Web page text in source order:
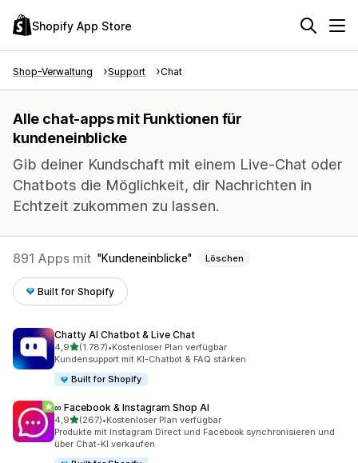
Shopify App Store
Shop-Verwaltung Support Chat
Alle chat-apps mit Funktionen für
kundeneinblicke
Gib deiner Kundschaft mit einem Live-Chat oder
Chatbots die Möglichkeit, dir Nachrichten in
Echtzeit zukommen zu lassen.
891 Apps mit Kundeneinblicke Löschen
Built for Shopify
Chatty AI Chatbot & Live Chat
4,9von 5 Sternen
(1.787)
1787 Rezensionen insgesamt
•Kostenloser Plan verfügbar
Kundensupport mit KI-Chatbot & FAQ stärken
Built for Shopify
∞ Facebook & Instagram Shop AI
4,9von 5 Sternen
(267)
267 Rezensionen insgesamt
•Kostenloser Plan verfügbar
Produkte mit Instagram Direct und Facebook synchronisieren und
über Chat-KI verkaufen